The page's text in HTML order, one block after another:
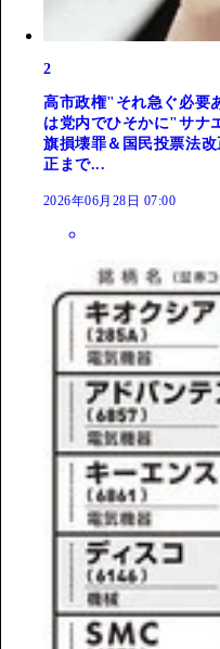
2
高市政権"それ急ぐ必要
は党内でひそかに"サナ
旗損壊罪＆国民投票法
正まで...
2026年06月28日 07:00